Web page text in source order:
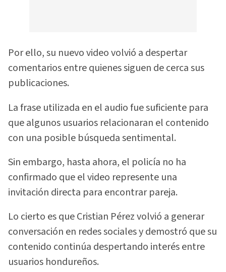
Por ello, su nuevo video volvió a despertar
comentarios entre quienes siguen de cerca sus
publicaciones.
La frase utilizada en el audio fue suficiente para
que algunos usuarios relacionaran el contenido
con una posible búsqueda sentimental.
Sin embargo, hasta ahora, el policía no ha
confirmado que el video represente una
invitación directa para encontrar pareja.
Lo cierto es que Cristian Pérez volvió a generar
conversación en redes sociales y demostró que su
contenido continúa despertando interés entre
usuarios hondureños.